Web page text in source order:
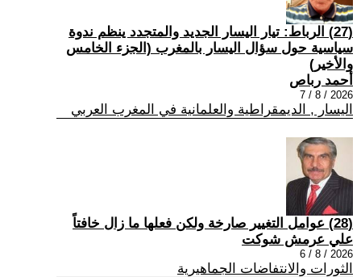
(27) الرباط: تيار اليسار الجديد والمتجدد ينظم ندوة
سياسية حول سؤال اليسار بالمغرب (الجزء الخامس
والأخير)
أحمد رباص
2026 / 8 / 7
اليسار , الديمقراطية والعلمانية في المغرب العربي
(28) عوامل التغيير صارخة ولكن فعلها ما زال خافتاً
علي عرمش شوكت
2026 / 8 / 6
الثورات والانتفاضات الجماهيرية